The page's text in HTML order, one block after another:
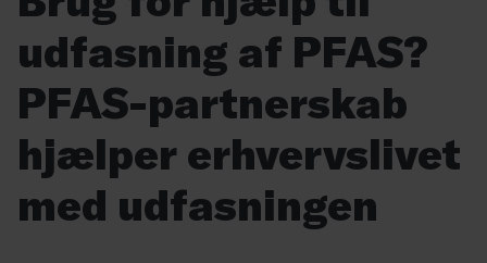
udfasning af PFAS?
PFAS-partnerskab
hjælper erhvervslivet
med udfasningen